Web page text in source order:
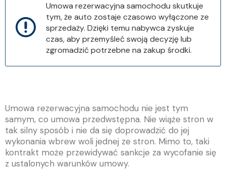
Umowa rezerwacyjna samochodu skutkuje
tym, że auto zostaje czasowo wyłączone ze
sprzedaży. Dzięki temu nabywca zyskuje
czas, aby przemyśleć swoją decyzję lub
zgromadzić potrzebne na zakup środki.
Umowa rezerwacyjna samochodu nie jest tym
samym, co umowa przedwstępna. Nie wiąże stron w
tak silny sposób i nie da się doprowadzić do jej
wykonania wbrew woli jednej ze stron. Mimo to, taki
kontrakt może przewidywać sankcje za wycofanie się
z ustalonych warunków umowy.